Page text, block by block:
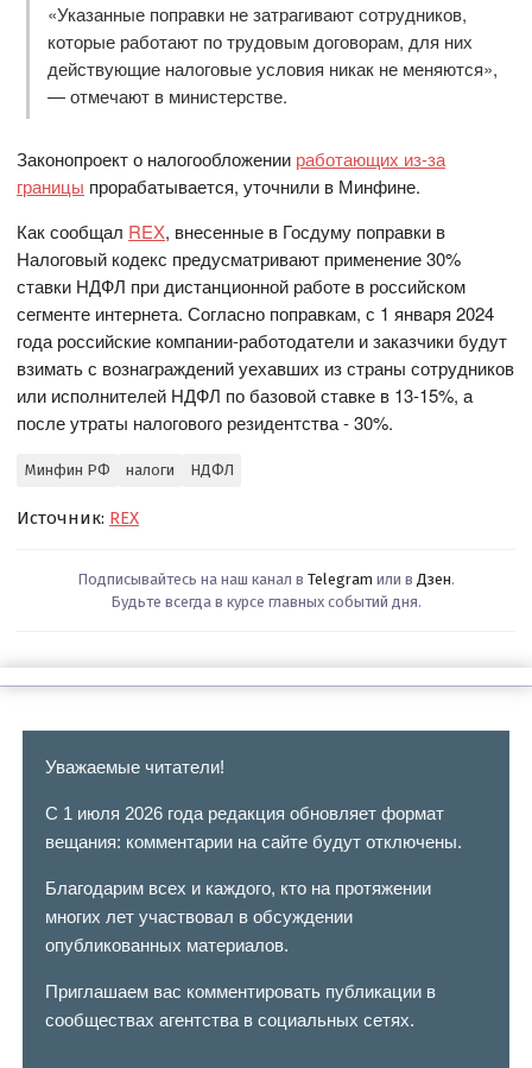
«Указанные поправки не затрагивают сотрудников,
которые работают по трудовым договорам, для них
действующие налоговые условия никак не меняются»,
— отмечают в министерстве.
Законопроект о налогообложении работающих из-за
границы прорабатывается, уточнили в Минфине.
Как сообщал REX, внесенные в Госдуму поправки в
Налоговый кодекс предусматривают применение 30%
ставки НДФЛ при дистанционной работе в российском
сегменте интернета. Согласно поправкам, с 1 января 2024
года российские компании-работодатели и заказчики будут
взимать с вознаграждений уехавших из страны сотрудников
или исполнителей НДФЛ по базовой ставке в 13-15%, а
после утраты налогового резидентства - 30%.
Минфин РФ налоги НДФЛ
Источник: REX
Подписывайтесь на наш канал в Telegram или в Дзен.
Будьте всегда в курсе главных событий дня.
Уважаемые читатели!
С 1 июля 2026 года редакция обновляет формат
вещания: комментарии на сайте будут отключены.
Благодарим всех и каждого, кто на протяжении
многих лет участвовал в обсуждении
опубликованных материалов.
Приглашаем вас комментировать публикации в
сообществах агентства в социальных сетях.